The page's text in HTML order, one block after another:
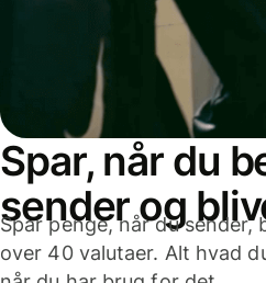
Spar, når du
sender og
Spar penge, når du
over 40 valutaer. Alt hvad